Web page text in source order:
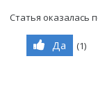
Статья оказалась
Да (1)